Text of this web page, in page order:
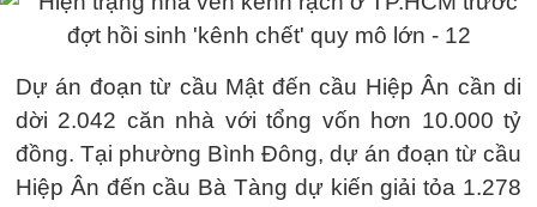
Dự án đoạn từ cầu Mật đến cầu Hiệp Ân cần di
dời 2.042 căn nhà với tổng vốn hơn 10.000 tỷ
đồng. Tại phường Bình Đông, dự án đoạn từ cầu
Hiệp Ân đến cầu Bà Tàng dự kiến giải tỏa 1.278